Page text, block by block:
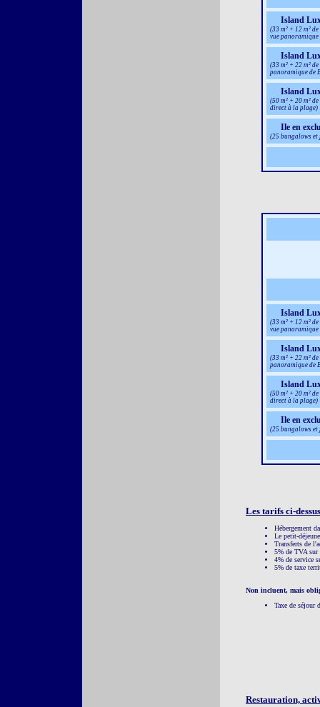
Island
(33 m² + 12 m²
vue
Island
(33 m² + 22 m²
panoramique de
Island
(50 m² + 20 m²
direct à la plage)
Ile en
(25 bungalows
Island
(33 m² + 12 m²
vue
Island
(33 m² + 22 m²
panoramique de
Island
(50 m² + 20 m²
direct à la plage)
Ile en
(25 bungalows
Les tarifs ci-
Hébergement
Le petit-
Transferts de
5% de TVA sur
4% de service
5% de taxe
Non incluent, mais
Taxe de séjour
Restauration,